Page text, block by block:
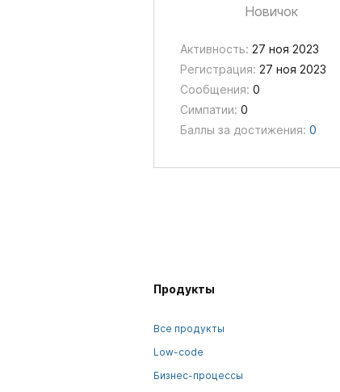
Новичок
Активность: 27 ноя 2023
Регистрация: 27 ноя 2023
Сообщения: 0
Симпатии: 0
Баллы за достижения: 0
Продукты
Все продукты
Low-code
Бизнес-процессы